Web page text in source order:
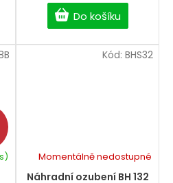
Do košíku
Náhradní ozubení BH 132
Momentálně nedostupné
Kód: BHS32